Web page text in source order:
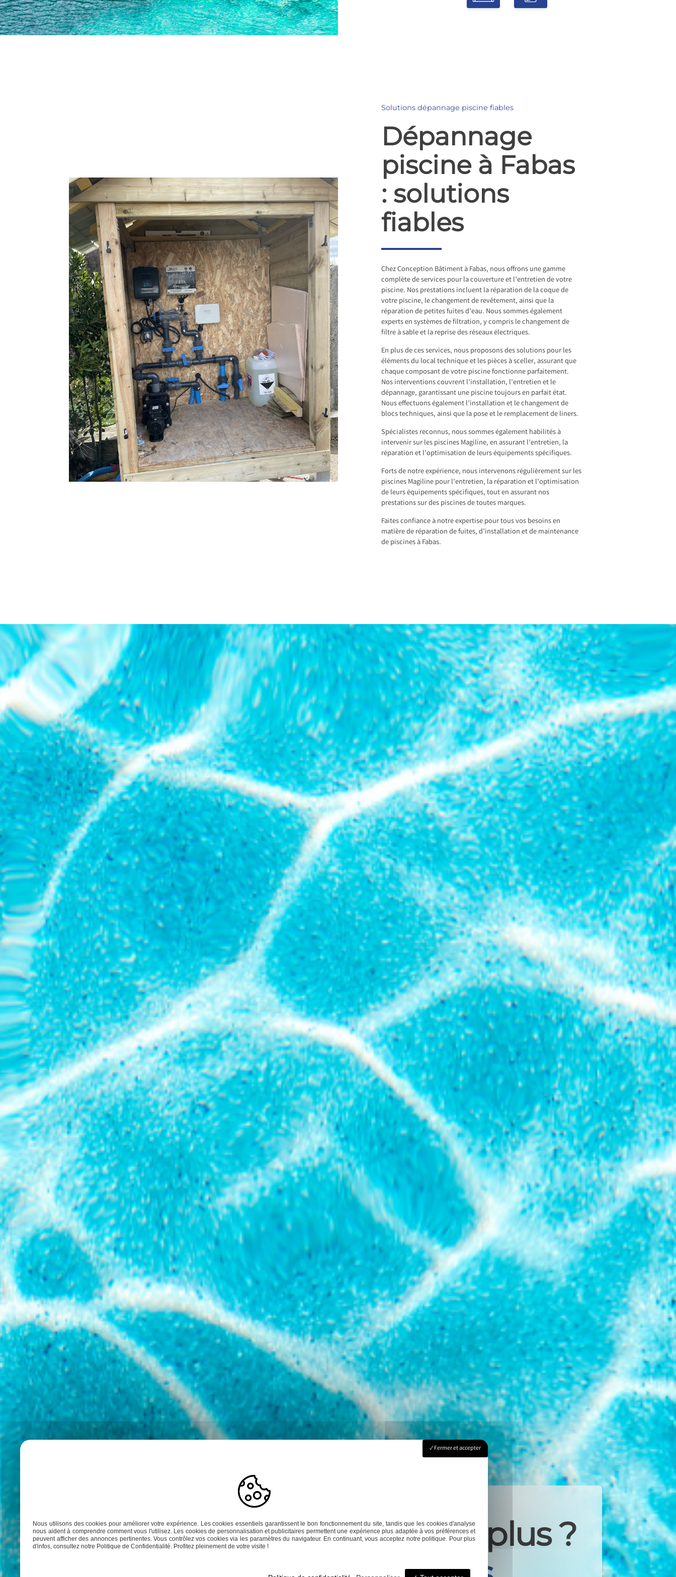
Solutions dépannage piscine fiables
Dépannage
piscine à Fabas
: solutions
fiables
Chez Conception Bâtiment à Fabas, nous offrons une gamme
complète de services pour la couverture et l’entretien de votre
piscine. Nos prestations incluent la réparation de la coque de
votre piscine, le changement de revêtement, ainsi que la
réparation de petites fuites d’eau. Nous sommes également
experts en systèmes de filtration, y compris le changement de
filtre à sable et la reprise des réseaux électriques.
En plus de ces services, nous proposons des solutions pour les
éléments du local technique et les pièces à sceller, assurant que
chaque composant de votre piscine fonctionne parfaitement.
Nos interventions couvrent l’installation, l’entretien et le
dépannage, garantissant une piscine toujours en parfait état.
Nous effectuons également l’installation et le changement de
blocs techniques, ainsi que la pose et le remplacement de liners.
Spécialistes reconnus, nous sommes également habilités à
intervenir sur les piscines Magiline, en assurant l’entretien, la
réparation et l’optimisation de leurs équipements spécifiques.
Forts de notre expérience, nous intervenons régulièrement sur les
piscines Magiline pour l’entretien, la réparation et l’optimisation
de leurs équipements spécifiques, tout en assurant nos
prestations sur des piscines de toutes marques.
Faites confiance à notre expertise pour tous vos besoins en
matière de réparation de fuites, d’installation et de maintenance
de piscines à Fabas.
Vous souhaitez en savoir plus ?
Fermer et accepter
Nous utilisons des cookies pour améliorer votre expérience. Les cookies essentiels garantissent le bon fonctionnement du site, tandis que les cookies d'analyse
nous aident à comprendre comment vous l'utilisez. Les cookies de personnalisation et publicitaires permettent une expérience plus adaptée à vos préférences et
peuvent afficher des annonces pertinentes. Vous contrôlez vos cookies via les paramètres du navigateur. En continuant, vous acceptez notre politique. Pour plus
d'infos, consultez notre Politique de Confidentialité. Profitez pleinement de votre visite !